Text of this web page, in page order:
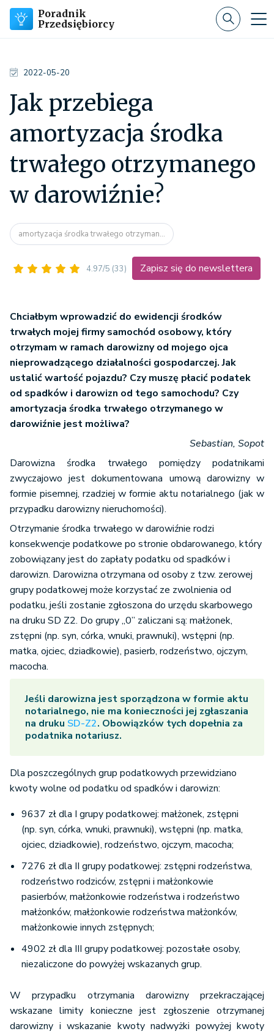
Poradnik
Przedsiębiorcy
2022-05-20
Jak przebiega
amortyzacja środka
trwałego otrzymanego
w darowiźnie?
amortyzacja środka trwałego otrzyman...
4.97/5 (33) Zapisz się do newslettera
Chciałbym wprowadzić do ewidencji środków
trwałych mojej firmy samochód osobowy, który
otrzymam w ramach darowizny od mojego ojca
nieprowadzącego działalności gospodarczej. Jak
ustalić wartość pojazdu? Czy muszę płacić podatek
od spadków i darowizn od tego samochodu? Czy
amortyzacja środka trwałego otrzymanego w
darowiźnie jest możliwa?
Sebastian, Sopot
Darowizna środka trwałego pomiędzy podatnikami
zwyczajowo jest dokumentowana umową darowizny w
formie pisemnej, rzadziej w formie aktu notarialnego (jak w
przypadku darowizny nieruchomości).
Otrzymanie środka trwałego w darowiźnie rodzi
konsekwencje podatkowe po stronie obdarowanego, który
zobowiązany jest do zapłaty podatku od spadków i
darowizn. Darowizna otrzymana od osoby z tzw. zerowej
grupy podatkowej może korzystać ze zwolnienia od
podatku, jeśli zostanie zgłoszona do urzędu skarbowego
na druku SD Z2. Do grupy „0” zaliczani są: małżonek,
zstępni (np. syn, córka, wnuki, prawnuki), wstępni (np.
matka, ojciec, dziadkowie), pasierb, rodzeństwo, ojczym,
macocha.
Jeśli darowizna jest sporządzona w formie aktu
notarialnego, nie ma konieczności jej zgłaszania
na druku SD-Z2. Obowiązków tych dopełnia za
podatnika notariusz.
Dla poszczególnych grup podatkowych przewidziano
kwoty wolne od podatku od spadków i darowizn:
9637 zł dla I grupy podatkowej: małżonek, zstępni
(np. syn, córka, wnuki, prawnuki), wstępni (np. matka,
ojciec, dziadkowie), rodzeństwo, ojczym, macocha;
7276 zł dla II grupy podatkowej: zstępni rodzeństwa,
rodzeństwo rodziców, zstępni i małżonkowie
pasierbów, małżonkowie rodzeństwa i rodzeństwo
małżonków, małżonkowie rodzeństwa małżonków,
małżonkowie innych zstępnych;
4902 zł dla III grupy podatkowej: pozostałe osoby,
niezaliczone do powyżej wskazanych grup.
W przypadku otrzymania darowizny przekraczającej
wskazane limity konieczne jest zgłoszenie otrzymanej
darowizny i wskazanie kwoty nadwyżki powyżej kwoty